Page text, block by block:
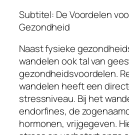
Subtitel: De Voordelen
Gezondheid
Naast fysieke
wandelen ook tal van
gezondheidsvoordelen.
wandelen heeft een
stressniveau. Bij het
endorfines, de
hormonen, vrijgegeven.